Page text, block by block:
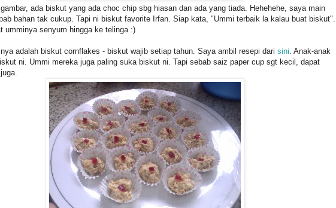
ada biskut yang ada choc chip sbg hiasan dan ada yang tiada. Hehehehe, saya main
bahan tak cukup. Tapi ni biskut favorite Irfan. Siap kata, "Ummi terbaik la kalau buat biskut".
umminya senyum hingga ke telinga :)
adalah biskut cornflakes - biskut wajib setiap tahun. Saya ambil resepi dari sini . Anak-anak
ni. Ummi mereka juga paling suka biskut ni. Tapi sebab saiz paper cup sgt kecil, dapat